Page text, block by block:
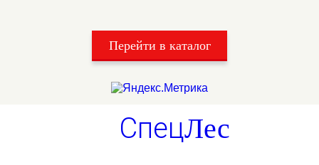
Перейти в каталог
СпецЛес